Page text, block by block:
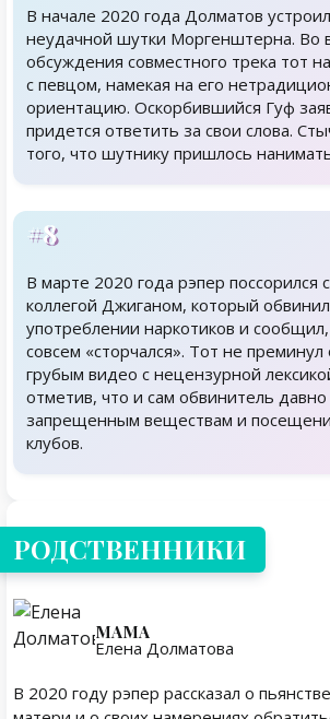
В начале 2020 года Долматов
неудачной шутки Моргенштерна. Во
обсуждения совместного трека тот
с певцом, намекая на его
ориентацию. Оскорбившийся Гуф
придется ответить за свои слова.
того, что шутнику пришлось
#8
В марте 2020 года рэпер поссорился
коллегой Джиганом, который
употреблении наркотиков и
совсем «сторчался». Тот не преминул
грубым видео с нецензурной
отметив, что и сам обвинитель давно
запрещенным веществам и
клубов.
Родственники
РОДСТВЕННИКИ
МАМА
Елена Долматова
В 2020 году рэпер рассказал о